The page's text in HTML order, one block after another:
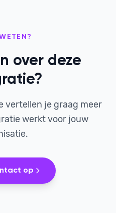
over deze
vertellen je graag meer
werkt voor jouw
op